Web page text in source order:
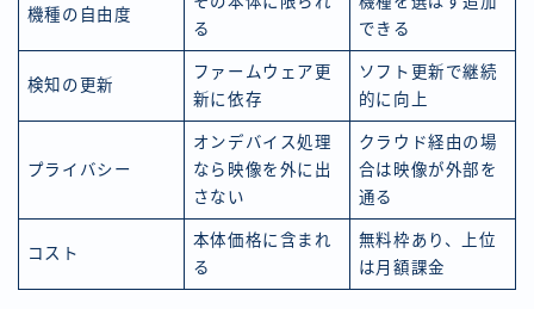
機種の自由度
る
できる
検知の更新
ファームウェア更
新に依存
ソフト更新で継続
的に向上
プライバシー
オンデバイス処理
なら映像を外に出
さない
クラウド経由の場
合は映像が外部を
通る
コスト
本体価格に含まれ
る
無料枠あり、上位
は月額課金